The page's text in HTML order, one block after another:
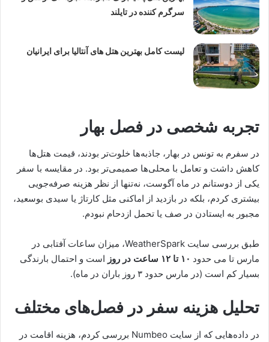
سرگرم کننده در تایلند
لیست کامل بهترین هتل های آنتالیا برای ایرانیان
تجربه شخصی در فصل بهار
در سفرم به تونس در بهار، جاذبه‌ها خلوت‌تر بودند، قیمت هتل‌ها
کاهش داشت و تعامل با محلی‌ها صمیمی‌تر بود. در مقایسه با سفر
یکی از دوستانم در ماه آگوست، نه‌تنها از نظر هزینه صرفه‌جویی
بیشتری کردم، بلکه در بازدید از اماکنی مثل کارتاژ یا سیدی بوسعید،
مجبور به ایستادن در صف یا تحمل ازدحام نبودم.
طبق بررسی سایت WeatherSpark، میزان ساعات آفتابی در
مارس تا می حدود ۱۰ تا ۱۲ ساعت در روز
است و احتمال بارندگی
بسیار کم است (در مارس حدود ۳ روز باران در ماه).
تحلیل هزینه سفر در فصل‌های مختلف
در داده‌هایی که از سایت Numbeo بررسی کردم، هزینه اقامت در